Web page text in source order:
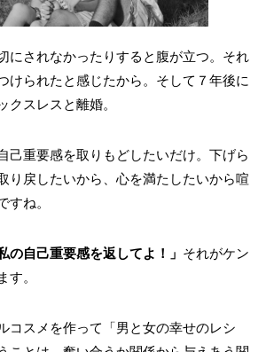
にされなかったりすると腹が立つ。それ
けられたと感じたから。そして７年後に
クスレスと離婚。
己重要感を取りもどしたいだけ。下げら
り戻したいから、心を満たしたいから喧
すね。
私の自己重要感を返してよ！」 それがケン
す。
コスメを作って「男と女の幸せのレシ